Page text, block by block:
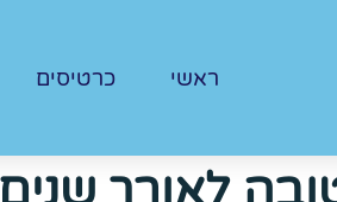
ראשי כרטיסים